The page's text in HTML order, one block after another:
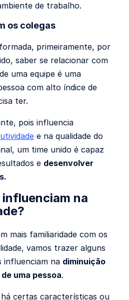
de trabalho.
os colegas
primeiramente, por
saber se relacionar com
uma equipe é uma
com alto índice de
ter.
pois influencia
e na qualidade do
um time unido é capaz
e desenvolver
na
mais familiaridade com os
vamos trazer alguns
influenciam na diminuição
uma pessoa.
certas características ou